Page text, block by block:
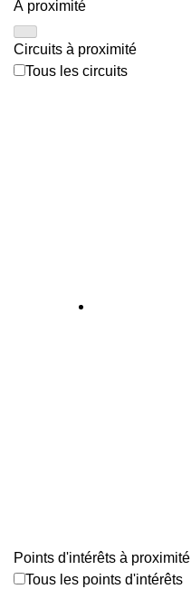
À proximité
Circuits à proximité
Tous les circuits
Points d'intérêts à proximité
Tous les points d'intérêts